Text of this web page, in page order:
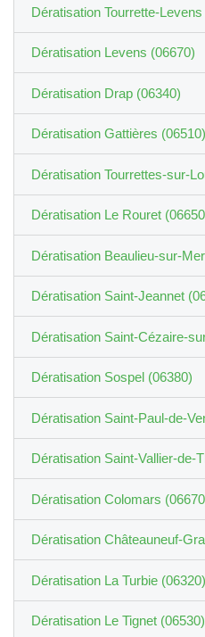
Dératisation Tourrette-
Dératisation Levens (06670)
Dératisation Drap (06340)
Dératisation Gattières (06510)
Dératisation Tourrettes-sur-
Dératisation Le Rouret
Dératisation Beaulieu-sur-
Dératisation Saint-Jeannet
Dératisation Saint-Cézaire-
Dératisation Sospel (06380)
Dératisation Saint-Paul-de-
Dératisation Saint-Vallier-de-
Dératisation Colomars
Dératisation Châteauneuf-
Dératisation La Turbie (06320)
Dératisation Le Tignet (06530)